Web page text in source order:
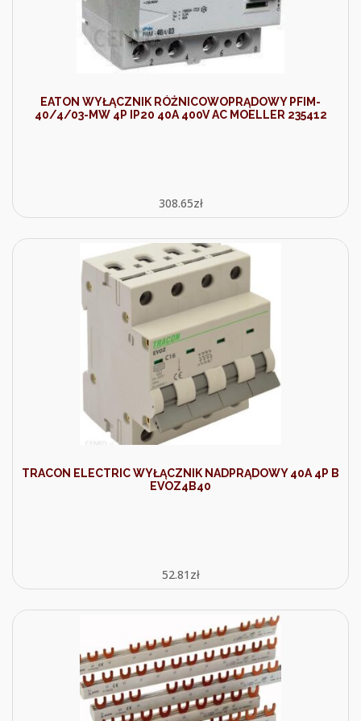
EATON WYŁĄCZNIK RÓŻNICOWOPRĄDOWY PFIM-
40/4/03-MW 4P IP20 40A 400V AC MOELLER 235412
308.65zł
TRACON ELECTRIC WYŁĄCZNIK NADPRĄDOWY 40A 4P B
EVOZ4B40
52.81 zł